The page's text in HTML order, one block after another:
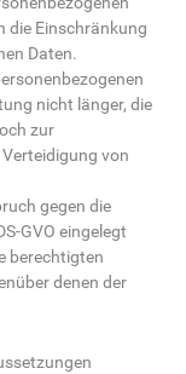
die Einschränkung
Daten.
nicht länger, die
zur
von
gegen die
GVO eingelegt
berechtigten
denen der